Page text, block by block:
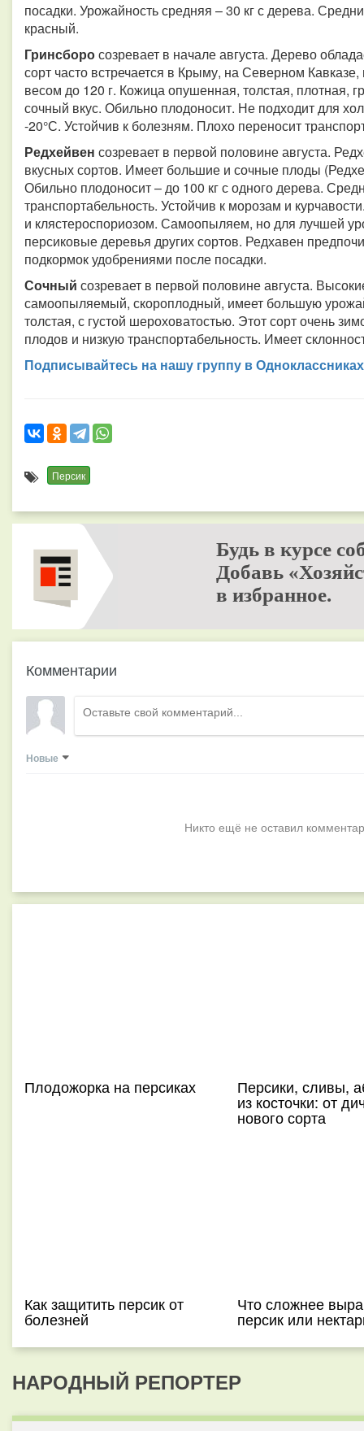
посадки. Урожайность средняя – 30 кг с дерева.
красный.
Гринсборосозревает в начале августа. Дерево
сорт часто встречается в Крыму, на Северном
весом до 120 г. Кожица опушенная, толстая, плотная,
сочный вкус. Обильно плодоносит. Не подходит для
-20°С. Устойчив к болезням. Плохо переносит
Редхейвен созревает в первой половине августа.
вкусных сортов. Имеет большие и сочные плоды
Обильно плодоносит – до 100 кг с одного дерева.
транспортабельность. Устойчив к морозам и
и клястероспориозом. Самоопыляем, но для лучшей
персиковые деревья других сортов. Редхавен
подкормок удобрениями после посадки.
Сочный созревает в первой половине августа.
самоопыляемый, скороплодный, имеет большую
толстая, с густой шероховатостью. Этот сорт очень
плодов и низкую транспортабельность. Имеет
Подписывайтесь на нашу группу в Одноклассниках
Персик
Будь в курсе
Добавь
в избранное.
Комментарии
Новые
Никто ещё не оставил
Плодожорка на персиках Персики, сливы,
из косточки: от
нового сорта
Как защитить персик от
болезней
Что сложнее
персик или
НАРОДНЫЙ РЕПОРТЕР